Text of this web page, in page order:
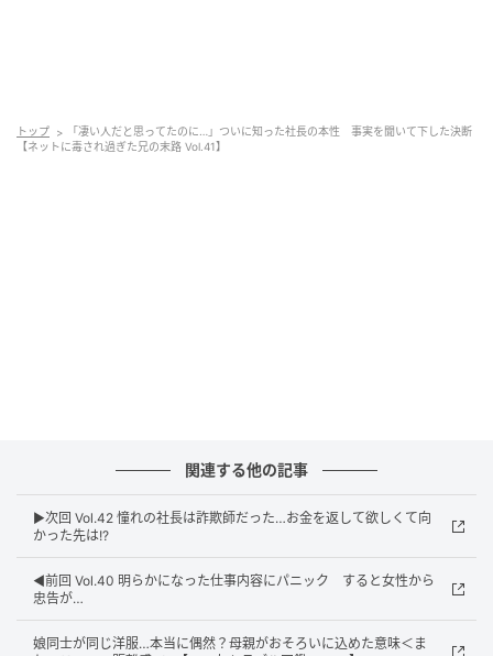
トップ
「凄い人だと思ってたのに…」ついに知った社長の本性 事実を聞いて下した決断
【ネットに毒され過ぎた兄の末路 Vol.41】
関連する他の記事
▶︎次回 Vol.42 憧れの社長は詐欺師だった…お金を返して欲しくて向
かった先は!?
◀︎前回 Vol.40 明らかになった仕事内容にパニック すると女性から
忠告が…
娘同士が同じ洋服…本当に偶然？母親がおそろいに込めた意味＜ま